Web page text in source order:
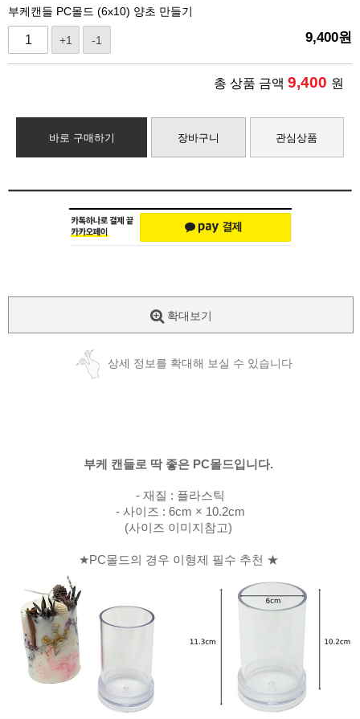
부케캔들 PC몰드 (6x10) 양초 만들기
+1 -1 9,400원
총 상품 금액 9,400 원
바로 구매하기 장바구니 관심상품
확대보기
상세 정보를 확대해 보실 수 있습니다
부케 캔들로 딱 좋은 PC몰드입니다.
- 재질 : 플라스틱
- 사이즈 : 6cm × 10.2cm
(사이즈 이미지참고)
★PC몰드의 경우 이형제 필수 추천 ★